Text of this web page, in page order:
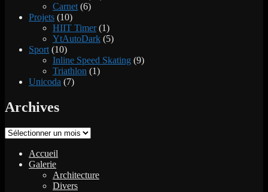
Carnet (6)
Projets (10)
HIIT Timer(1)
YtAutoDark (5)
Sport (10)
Inline Speed Skating (9)
Triathlon (1)
Unicoda (7)
Archives
Archives
Accueil
Galerie
Architecture
Divers